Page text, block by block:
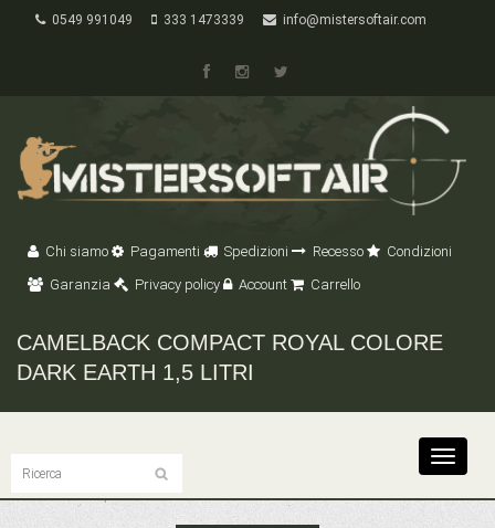
0549 991049 333 1473339 info@mistersoftair.com
Chi siamo Pagamenti Spedizioni Recesso
Condizioni
Garanzia
Privacy policy Account Carrello
CAMELBACK COMPACT ROYAL COLORE
DARK EARTH 1,5 LITRI
Toggle